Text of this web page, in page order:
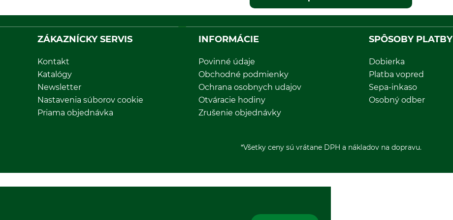
ZÁKAZNÍCKY SERVIS
Kontakt
Katalógy
Newsletter
Nastavenia súborov cookie
Priama objednávka
INFORMÁCIE
Povinné údaje
Obchodné podmienky
Ochrana osobnych udajov
Otváracie hodiny
Zrušenie objednávky
SPÔSOBY PLATBY
Dobierka
Platba vopred
Sepa-inkaso
Osobný odber
*Všetky ceny sú vrátane DPH a nákladov na dopravu.